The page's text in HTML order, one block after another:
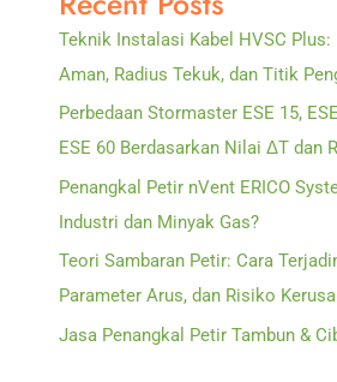
Teknik Instalasi Kabel HVSC Plus:
Aman, Radius Tekuk, dan Titik
Perbedaan Stormaster ESE 15,
ESE 60 Berdasarkan Nilai ΔT dan
Penangkal Petir nVent ERICO
Industri dan Minyak Gas?
Teori Sambaran Petir: Cara
Parameter Arus, dan Risiko
Jasa Penangkal Petir Tambun &